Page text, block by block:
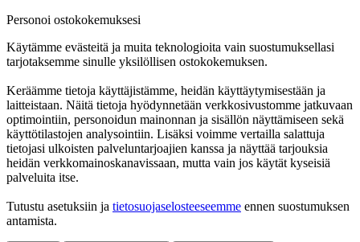
Personoi ostokokemuksesi
Käytämme evästeitä ja muita teknologioita vain suostumuksellasi
tarjotaksemme sinulle yksilöllisen ostokokemuksen.
Keräämme tietoja käyttäjistämme, heidän käyttäytymisestään ja
laitteistaan. Näitä tietoja hyödynnetään verkkosivustomme jatkuvaan
optimointiin, personoidun mainonnan ja sisällön näyttämiseen sekä
käyttötilastojen analysointiin. Lisäksi voimme vertailla salattuja
tietojasi ulkoisten palveluntarjoajien kanssa ja näyttää tarjouksia
heidän verkkomainoskanavissaan, mutta vain jos käytät kyseisiä
palveluita itse.
Tutustu asetuksiin ja tietosuojaselosteeseemme ennen suostumuksen
antamista.